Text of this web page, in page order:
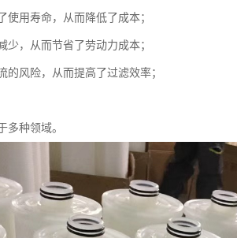
使用寿命，从而降低了成本；
少，从而节省了劳动力成本；
的风险，从而提高了过滤效率；
多种领域。